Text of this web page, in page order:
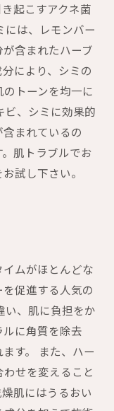
起こすアクネ菌
には、レモンバー
含まれたハーブ
により、シミの
トーンを均一に
ビ、シミに効果的
まれているの
肌トラブルでお
試し下さい。
ムがほとんどな
促進する人気の
い、肌に負担をか
に角質を除去
す。 また、ハー
せを変えること
肌にはうるおい